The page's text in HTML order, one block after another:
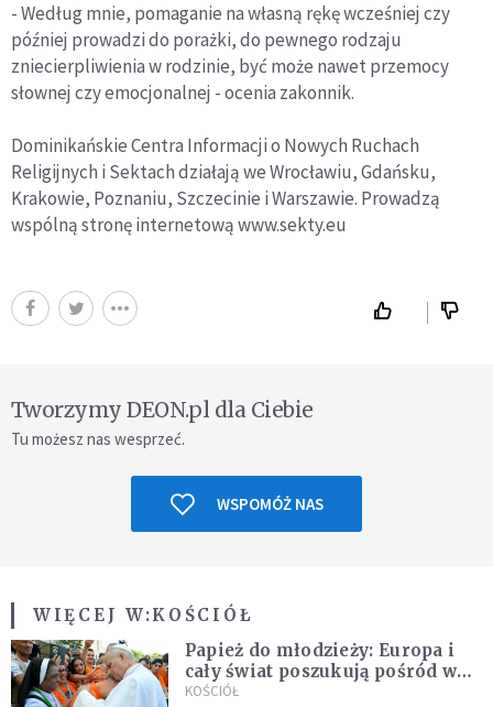
- Według mnie, pomaganie na własną rękę wcześniej czy
później prowadzi do porażki, do pewnego rodzaju
zniecierpliwienia w rodzinie, być może nawet przemocy
słownej czy emocjonalnej - ocenia zakonnik.
Dominikańskie Centra Informacji o Nowych Ruchach
Religijnych i Sektach działają we Wrocławiu, Gdańsku,
Krakowie, Poznaniu, Szczecinie i Warszawie. Prowadzą
wspólną stronę internetową www.sekty.eu
Tworzymy DEON.pl dla Ciebie
Tu możesz nas wesprzeć.
WSPOMÓŻ NAS
WIĘCEJ W:KOŚCIÓŁ
Papież do młodzieży: Europa i
cały świat poszukują pośród was
nowych świętych
KOŚCIÓŁ